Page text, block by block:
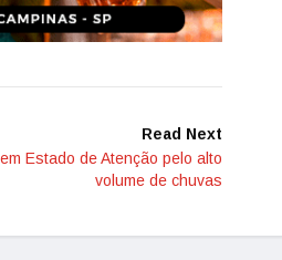
Read Next
Estado de Atenção pelo alto
volume de chuvas